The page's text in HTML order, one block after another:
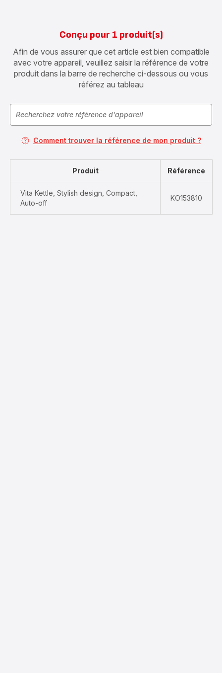
Conçu pour 1 produit(s)
Afin de vous assurer que cet article est bien compatible
avec votre appareil, veuillez saisir la référence de votre
produit dans la barre de recherche ci-dessous ou vous
référez au tableau
Comment trouver la référence de mon produit ?
Produit Référence
Vita Kettle, Stylish design, Compact,
Auto-off
KO153810